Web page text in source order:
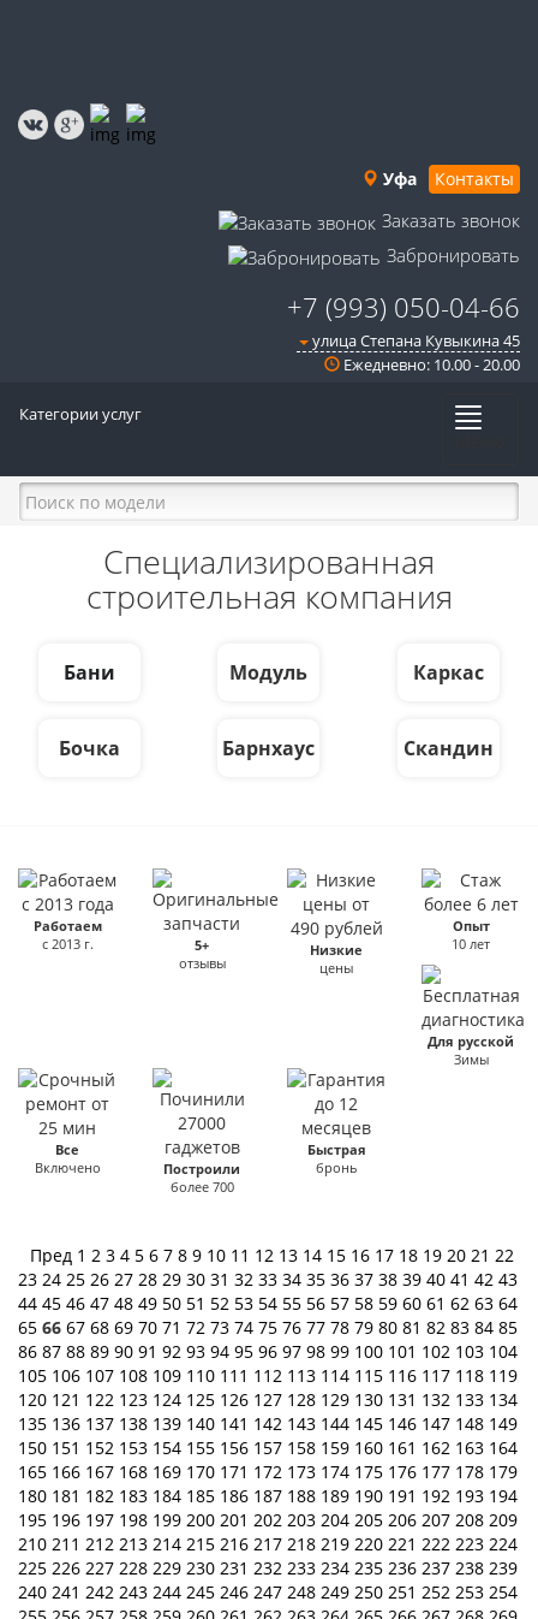
Уфа Контакты
Заказать звонок
Забронировать
+7 (993) 050-04-66
улица Степана Кувыкина 45
Ежедневно: 10.00 - 20.00
Категории услуг
Специализированная
строительная компания
Бани Модуль Каркас
Бочка Барнхаус Скандин
Работаем
с 2013 г.
5+
отзывы
Низкие
цены
Опыт
10 лет
Для русской
Зимы
Все
Включено
Построили
более 700
Быстрая
бронь
Пред 1 2 3 4 5 6 7 8 9 10 11 12 13 14 15 16 17 18 19 20 21 22
23 24 25 26 27 28 29 30 31 32 33 34 35 36 37 38 39 40 41 42 43
44 45 46 47 48 49 50 51 52 53 54 55 56 57 58 59 60 61 62 63 64
65 66 67 68 69 70 71 72 73 74 75 76 77 78 79 80 81 82 83 84 85
86 87 88 89 90 91 92 93 94 95 96 97 98 99 100 101 102 103 104
105 106 107 108 109 110 111 112 113 114 115 116 117 118 119
120 121 122 123 124 125 126 127 128 129 130 131 132 133 134
135 136 137 138 139 140 141 142 143 144 145 146 147 148 149
150 151 152 153 154 155 156 157 158 159 160 161 162 163 164
165 166 167 168 169 170 171 172 173 174 175 176 177 178 179
180 181 182 183 184 185 186 187 188 189 190 191 192 193 194
195 196 197 198 199 200 201 202 203 204 205 206 207 208 209
210 211 212 213 214 215 216 217 218 219 220 221 222 223 224
225 226 227 228 229 230 231 232 233 234 235 236 237 238 239
240 241 242 243 244 245 246 247 248 249 250 251 252 253 254